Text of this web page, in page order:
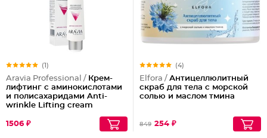
(1)
Aravia Professional / Крем-
лифтинг с аминокислотами
и полисахаридами Anti-
wrinkle Lifting cream
1506 ₽
(4)
Elfora / Антицеллюлитный
скраб для тела с морской
солью и маслом тмина
849 254 ₽